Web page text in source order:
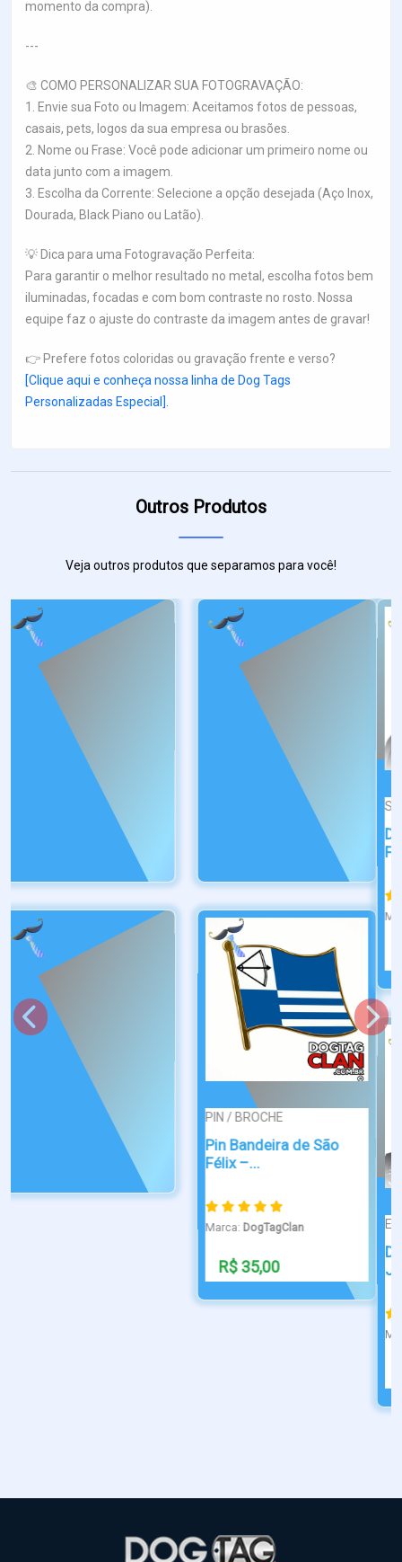
momento da compra).
---
🎨 COMO PERSONALIZAR SUA FOTOGRAVAÇÃO:
1. Envie sua Foto ou Imagem: Aceitamos fotos de pessoas,
casais, pets, logos da sua empresa ou brasões.
2. Nome ou Frase: Você pode adicionar um primeiro nome ou
data junto com a imagem.
3. Escolha da Corrente: Selecione a opção desejada (Aço Inox,
Dourada, Black Piano ou Latão).
💡 Dica para uma Fotogravação Perfeita:
Para garantir o melhor resultado no metal, escolha fotos bem
iluminadas, focadas e com bom contraste no rosto. Nossa
equipe faz o ajuste do contraste da imagem antes de gravar!
👉 Prefere fotos coloridas ou gravação frente e verso?
[Clique aqui e conheça nossa linha de Dog Tags
Personalizadas Especial].
Outros Produtos
Veja outros produtos que separamos para você!
Dog Tag A Cobra Vai
Marca:
R$ 38,90
Caixas Para Dog Tag
Marca:DogTagClan
R$ 49,90
PONTA DE DIAM...
nosso